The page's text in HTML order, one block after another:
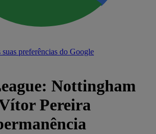
preferências do Google
Nottingham
Pereira